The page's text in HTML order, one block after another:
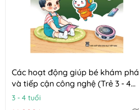
Các hoạt động giúp bé khám phá
và tiếp cận công nghệ (Trẻ 3 - 4
tuổi)
3 - 4 tuổi